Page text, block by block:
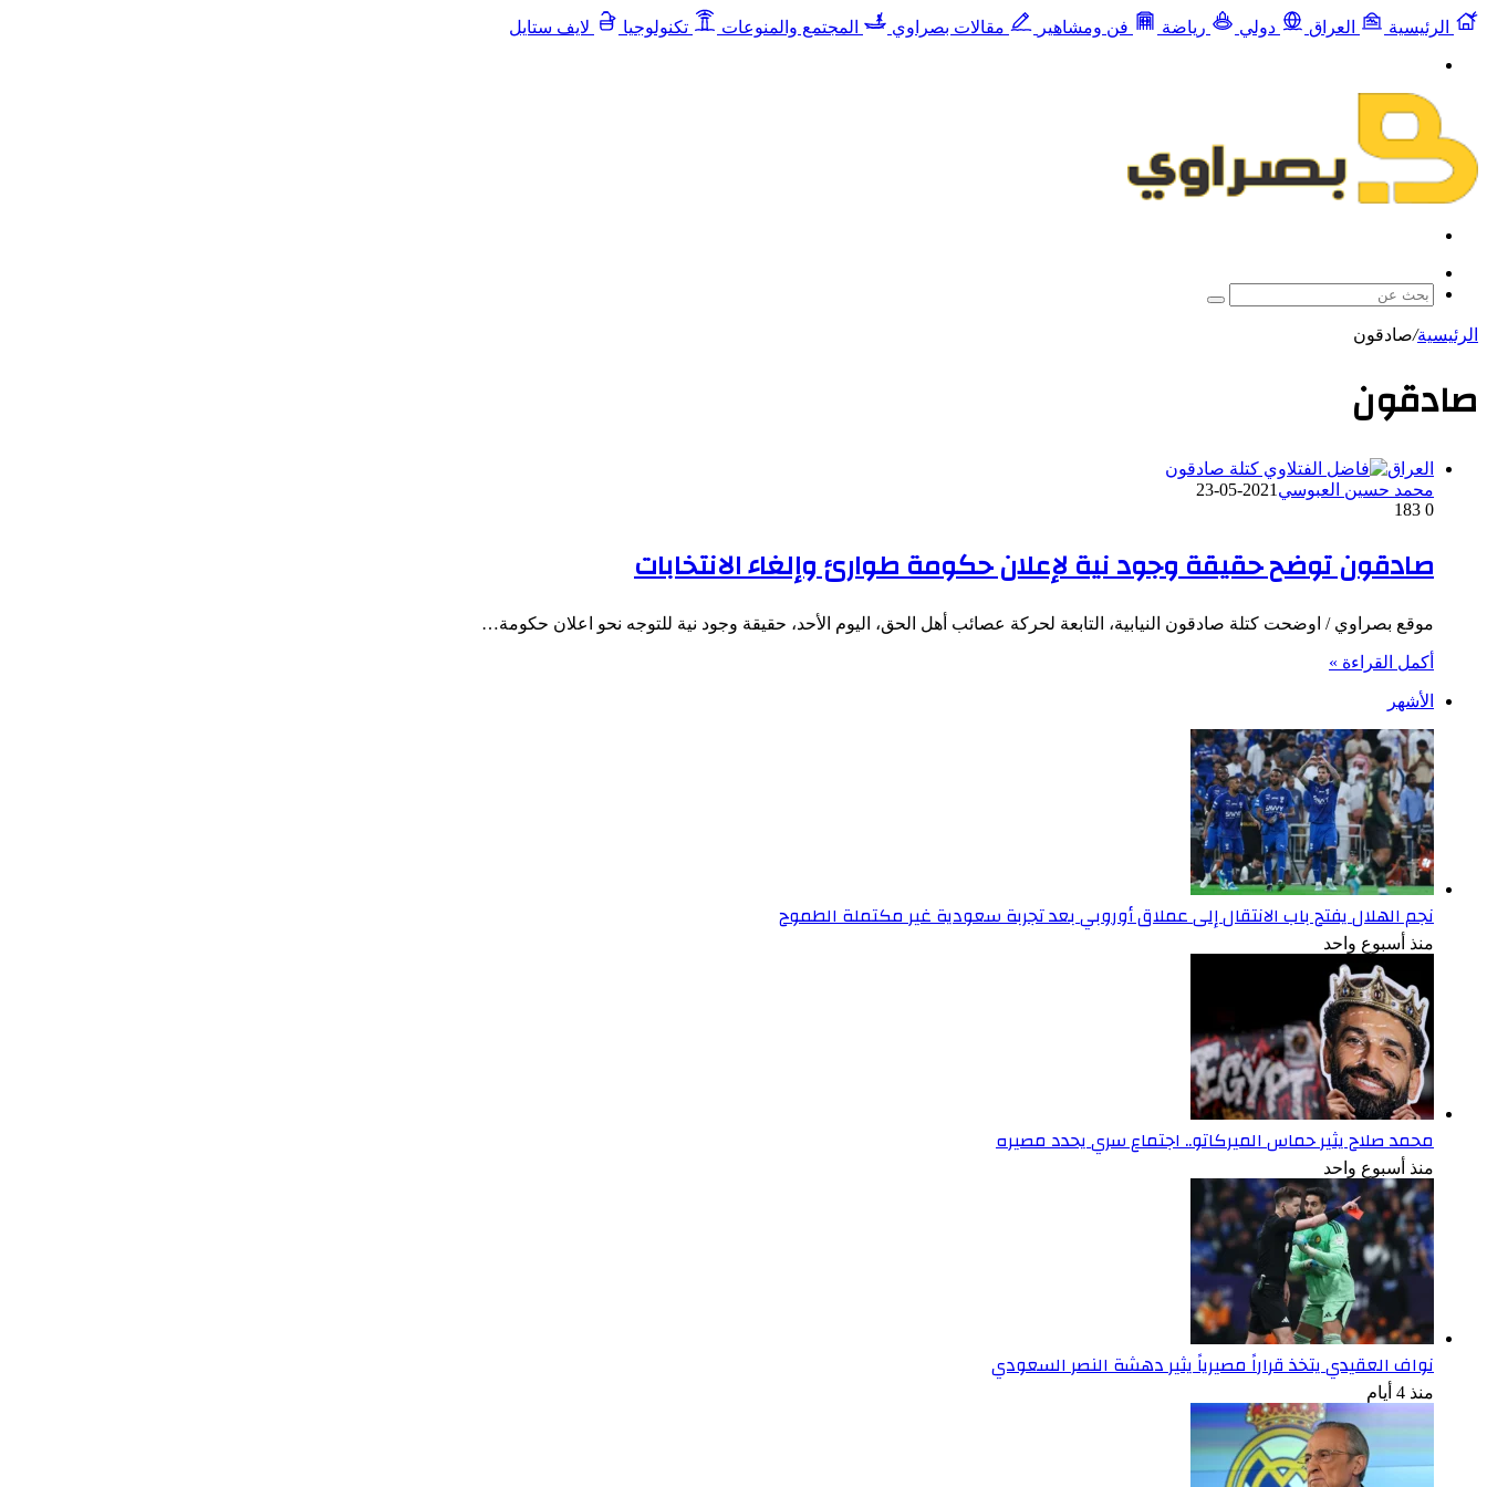
الرئيسية العراق دولي رياضة فن ومشاهير مقالات بصراوي المجتمع والمنوعات تكنولوجيا
لايف ستايل
عشوائي
بحث
الرئيسية/صادقون
صادقون
العراق
محمد حسين العبوسي 2021-05-23
0
صادقون توضح حقيقة وجود نية لإعلان حكومة طوارئ وإلغاء الانتخابات
موقع بصراوي / اوضحت كتلة صادقون النيابية، التابعة لحركة عصائب أهل الحق، اليوم الأحد، حقيقة وجود نية للتوجه نحو اعلان حكومة…
أكمل القراءة »
الأشهر
نجم الهلال يفتح باب الانتقال إلى عملاق أوروبي بعد تجربة سعودية غير مكتملة الطموح
منذ أسبوع واحد
محمد صلاح يثير حماس الميركاتو.. اجتماع سري يحدد مصيره
منذ أسبوع واحد
نواف العقيدي يتخذ قراراً مصيرياً يثير دهشة النصر السعودي
منذ 4 أيام